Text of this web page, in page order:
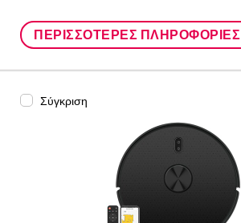
ΠΕΡΙΣΣΌΤΕΡΕΣ ΠΛΗΡΟΦΟΡΊΕΣ
Σύγκριση